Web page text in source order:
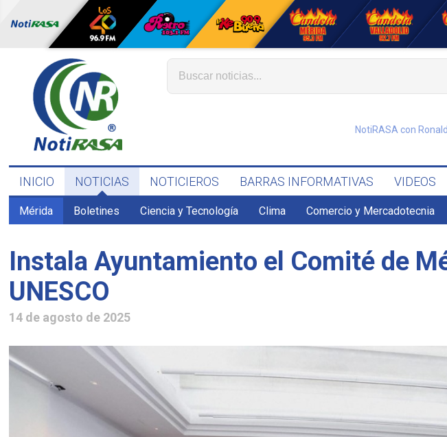
NotiRASA con
INICIO NOTICIAS NOTICIEROS BARRAS INFORMATIVAS VIDEOS
Mérida Boletines Ciencia y Tecnología Clima Comercio y Mercadotecnia
Instala Ayuntamiento el Comité de
UNESCO
14 de agosto de 2025